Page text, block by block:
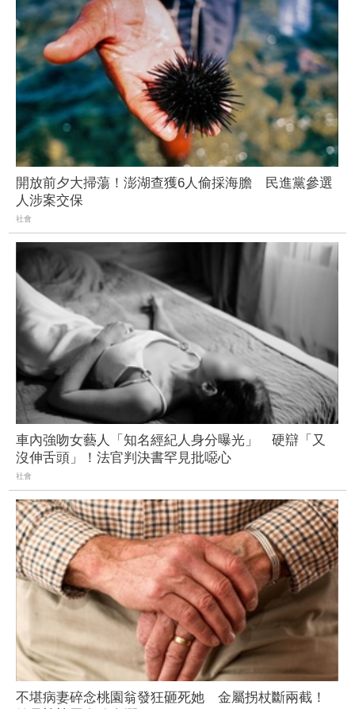
開放前夕大掃蕩！澎湖查獲6人偷採海膽 民進黨參選
人涉案交保
社會
車內強吻女藝人「知名經紀人身分曝光」 硬辯「又
沒伸舌頭」！法官判決書罕見批噁心
社會
不堪病妻碎念桃園翁發狂砸死她 金屬拐杖斷兩截！